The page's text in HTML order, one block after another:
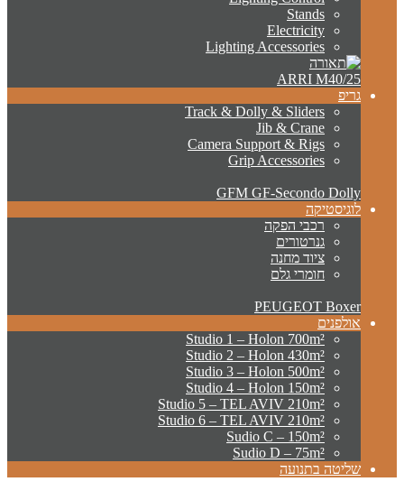
Stands
Electricity
Lighting Accessories
ARRI M40/25
גריפ
Track & Dolly & Sliders
Jib & Crane
Camera Support & Rigs
Grip Accessories
GFM GF-Secondo Dolly
לוגיסטיקה
רכבי הפקה
גנרטורים
ציוד מחנה
חומרי גלם
PEUGEOT Boxer
אולפנים
Studio 1 – Holon 700m²
Studio 2 – Holon 430m²
Studio 3 – Holon 500m²
Studio 4 – Holon 150m²
Studio 5 – TEL AVIV 210m²
Studio 6 – TEL AVIV 210m²
Sudio C – 150m²
Sudio D – 75m²
שליטה בתנועה